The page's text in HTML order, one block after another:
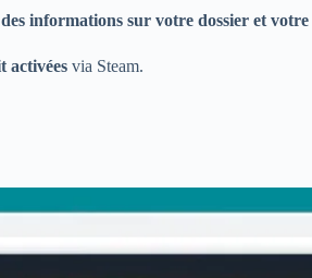
des informations sur votre dossier et votre
activées via Steam.